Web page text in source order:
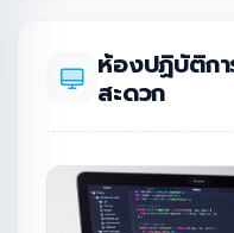
ห้องปฏิบัติกา
สะดวก